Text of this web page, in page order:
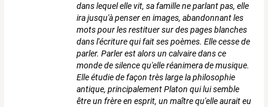
dans lequel elle vit, sa famille ne parlant pas, elle
ira jusqu'à penser en images, abandonnant les
mots pour les restituer sur des pages blanches
dans l'écriture qui fait ses poèmes. Elle cesse de
parler. Parler est alors un calvaire dans ce
monde de silence qu'elle réanimera de musique.
Elle étudie de façon très large la philosophie
antique, principalement Platon qui lui semble
être un frère en esprit, un maître qu'elle aurait eu